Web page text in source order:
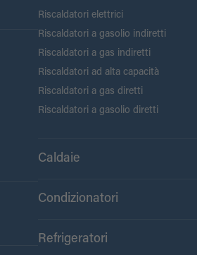
Riscaldatori elettrici
Riscaldatori a gasolio indiretti
Riscaldatori a gas indiretti
Riscaldatori ad alta capacità
Riscaldatori a gas diretti
Riscaldatori a gasolio diretti
Caldaie
Condizionatori
Refrigeratori